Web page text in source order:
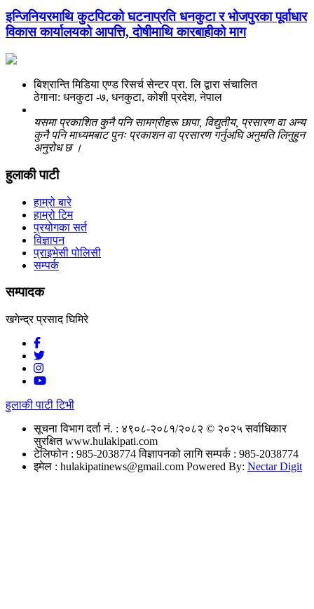
इन्जिनियरमाथि कुटपिटको घटनाप्रति धनकुटा र भोजपुरका पूर्वाधार
विकास कार्यालयको आपत्ति, दोषीमाथि कारबाहीको माग
बिश्रान्ति मिडिया एण्ड रिसर्च सेन्टर प्रा. लि द्वारा संचालित
ठेगाना: धनकुटा -७, धनकुटा, कोशी प्रदेश, नेपाल
यसमा प्रकाशित कुनै पनि सामग्रीहरू छापा, विद्युतीय, प्रसारण वा अन्य
कुनै पनि माध्यमबाट पुनः प्रकाशन वा प्रसारण गर्नुअघि अनुमति लिनुहुन
अनुरोध छ ।
हुलाकी पाटी
हाम्रो बारे
हाम्रो टिम
प्रयोगका सर्त
विज्ञापन
प्राइभेसी पोलिसी
सम्पर्क
सम्पादक
खगेन्द्र प्रसाद घिमिरे
हुलाकी पाटी टिभी
सूचना विभाग दर्ता नं. : ४९०८-२०८१/२०८२ © २०२५ सर्वाधिकार
सुरक्षित www.hulakipati.com
टेलिफोन : 985-2038774विज्ञापनको लागि सम्पर्क : 985-2038774
इमेल : hulakipatinews@gmail.com Powered By: Nectar Digit